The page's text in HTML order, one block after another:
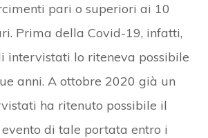
pari o superiori ai 10
Prima della Covid-19, infatti,
intervistati lo riteneva possibile
anni. A ottobre 2020 già un
ha ritenuto possibile il
di tale portata entro i